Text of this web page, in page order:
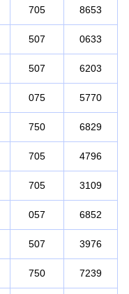
705 8653
507 0633
507 6203
075 5770
750 6829
705 4796
705 3109
057 6852
507 3976
750 7239